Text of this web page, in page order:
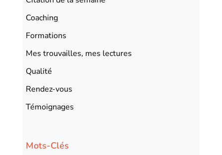
Coaching
Formations
Mes trouvailles, mes lectures
Qualité
Rendez-vous
Témoignages
Mots-Clés